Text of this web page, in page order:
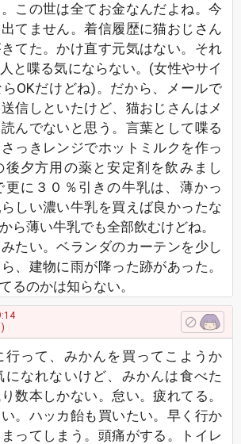
この世は全てお金なんだよね。今
てません。着信履歴に猫おじさん
てた。かけ直す元気はない。それ
と喋る気にならない。(女性やサイ
らOKだけどね)。だから、メールで
送信しといたけど、猫おじさんはメ
んでないと思う。言葉として喋る
っきレンジでホットミルクを作っ
後夕方用の薬と安定剤を飲みまし
更に３０％引きの牛乳は、薄かっ
しい濃い牛乳を買えば良かったな
ら薄い牛乳でも全部飲むけどね。
たい。ベランダのカーテンを少し
、建物に雨が降った跡があった。
るのかは知らない。
行って、みかんを買ってこようか
になれないけど、みかんは食べた
数本しかない。怠い。疲れてる。
。ハッカ飴も買いたい。早く行か
ってしまう。頭痛がする。トイレ